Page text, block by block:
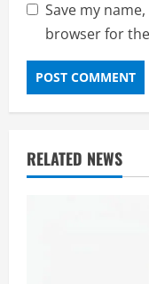
Save my
browser for
RELATED NEWS